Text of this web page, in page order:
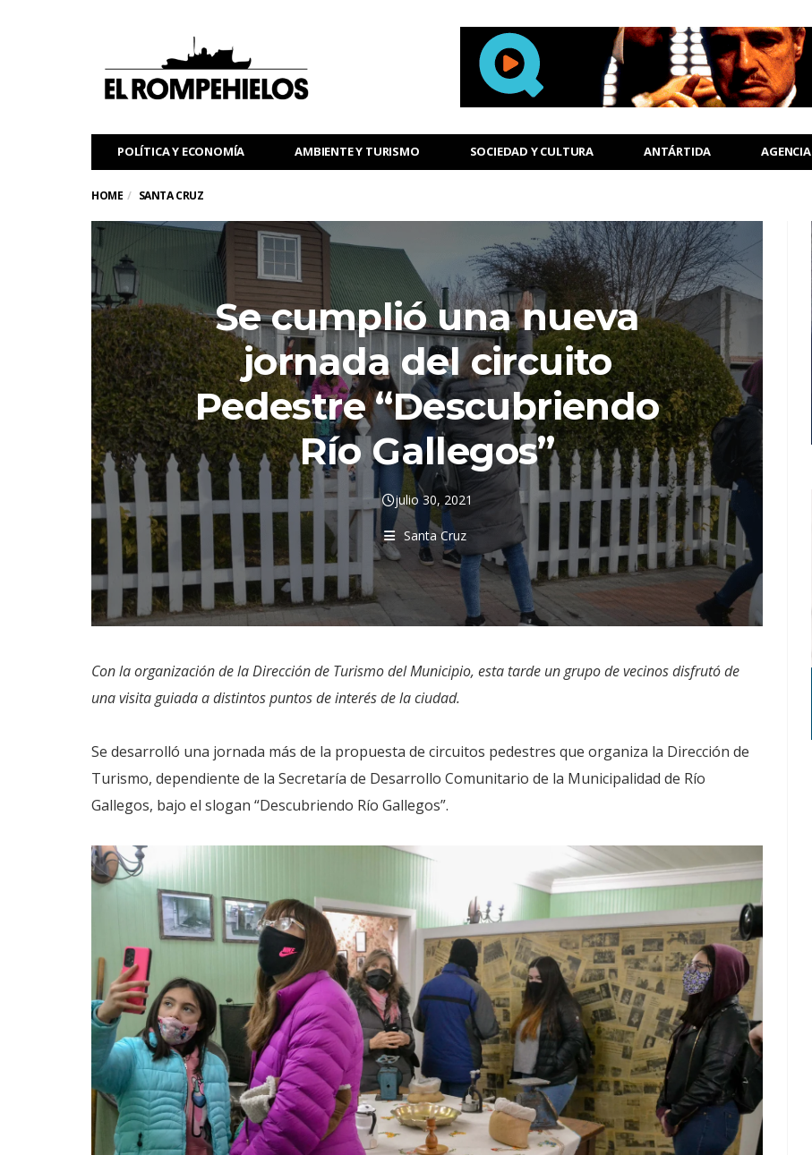
POLÍTICA Y ECONOMÍA AMBIENTE Y TURISMO SOCIEDAD Y CULTURA ANTÁRTIDA AGENCIA
HOME SANTA CRUZ
Se cumplió una nueva
jornada del circuito
Pedestre “Descubriendo
Río Gallegos”
julio 30, 2021
Santa Cruz
Con la organización de la Dirección de Turismo del Municipio, esta tarde un grupo de vecinos disfrutó de
una visita guiada a distintos puntos de interés de la ciudad.
Se desarrolló una jornada más de la propuesta de circuitos pedestres que organiza la Dirección de
Turismo, dependiente de la Secretaría de Desarrollo Comunitario de la Municipalidad de Río
Gallegos, bajo el slogan “Descubriendo Río Gallegos”.